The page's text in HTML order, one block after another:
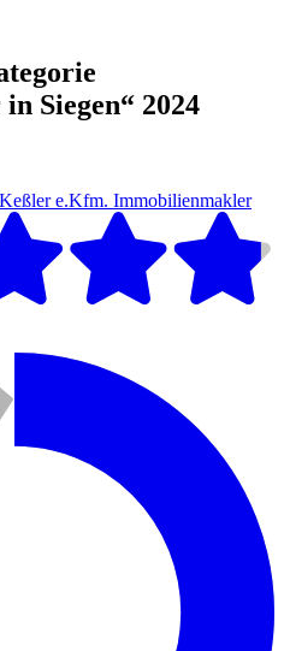
Siegen“ 2024
e.Kfm. Immobilienmakler